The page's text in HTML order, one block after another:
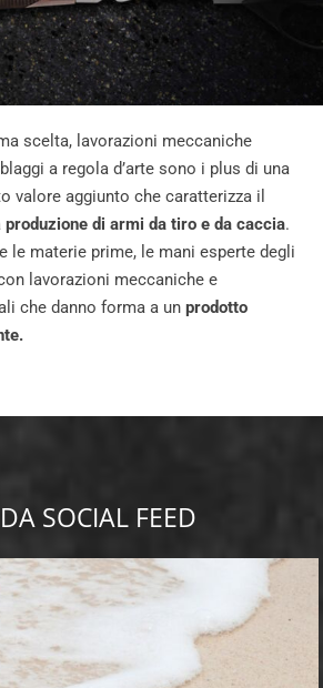
scelta, lavorazioni meccaniche
a regola d’arte sono i plus di una
valore aggiunto che caratterizza il
produzione di armi da tiro e da caccia.
le materie prime, le mani esperte degli
lavorazioni meccaniche e
che danno forma a un prodotto
SOCIAL FEED